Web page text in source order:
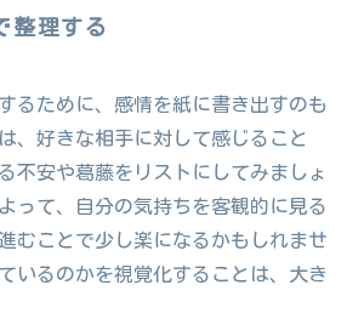
整理する
るために、感情を紙に書き出すのも
、好きな相手に対して感じること
不安や葛藤をリストにしてみましょ
って、自分の気持ちを客観的に見る
むことで少し楽になるかもしれませ
いるのかを視覚化することは、大き